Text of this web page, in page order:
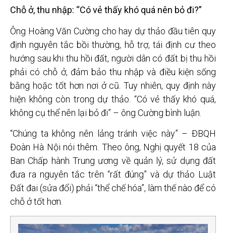
Chỗ ở, thu nhập: “Có vẻ thấy khó quá nên bỏ đi?”
Ông Hoàng Văn Cường cho hay dự thảo đầu tiên quy
định nguyên tắc bồi thường, hỗ trợ, tái định cư theo
hướng sau khi thu hồi đất, người dân có đất bị thu hồi
phải có chỗ ở, đảm bảo thu nhập và điều kiện sống
bằng hoặc tốt hơn nơi ở cũ. Tuy nhiên, quy định này
hiện không còn trong dự thảo. “Có vẻ thấy khó quá,
không cụ thể nên lại bỏ đi” – ông Cường bình luận.
“Chúng ta không nên lảng tránh việc này” – ĐBQH
Đoàn Hà Nội nói thêm. Theo ông, Nghị quyết 18 của
Ban Chấp hành Trung ương về quản lý, sử dụng đất
đưa ra nguyên tắc trên “rất đúng” và dự thảo Luật
Đất đai (sửa đổi) phải “thể chế hóa”, làm thế nào để có
chỗ ở tốt hơn.